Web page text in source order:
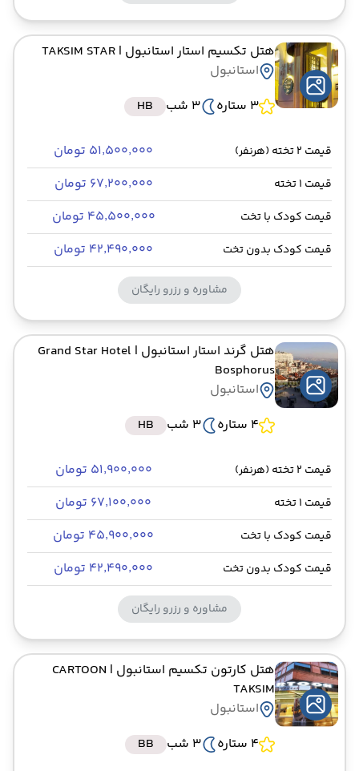
هتل تکسیم استار استانبول | TAKSIM STAR
استانبول
3 ستاره
3 شب HB
قیمت 2 تخته (هرنفر) ۵۱٬۵۰۰٬۰۰۰ تومان
قیمت 1 تخته ۶۷٬۲۰۰٬۰۰۰ تومان
قیمت کودک با تخت ۴۵٬۵۰۰٬۰۰۰ تومان
قیمت کودک بدون تخت ۴۲٬۴۹۰٬۰۰۰ تومان
مشاوره و رزرو رایگان
هتل گرند استار استانبول | Grand Star Hotel
Bosphorus
استانبول
4 ستاره
3 شب HB
قیمت 2 تخته (هرنفر) ۵۱٬۹۰۰٬۰۰۰ تومان
قیمت 1 تخته ۶۷٬۱۰۰٬۰۰۰ تومان
قیمت کودک با تخت ۴۵٬۹۰۰٬۰۰۰ تومان
قیمت کودک بدون تخت ۴۲٬۴۹۰٬۰۰۰ تومان
مشاوره و رزرو رایگان
هتل کارتون تکسیم استانبول | CARTOON
TAKSIM
استانبول
4 ستاره
3 شب BB